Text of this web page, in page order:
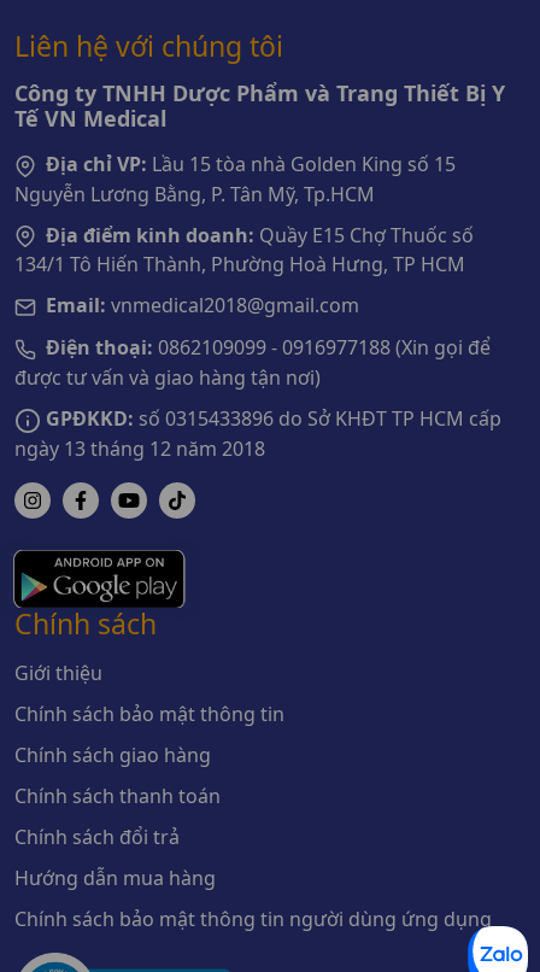
Liên hệ với chúng tôi
Công ty TNHH Dược Phẩm và Trang Thiết Bị Y
Tế VN Medical
Địa chỉ VP: Lầu 15 tòa nhà Golden King số 15
Nguyễn Lương Bằng, P. Tân Mỹ, Tp.HCM
Địa điểm kinh doanh: Quầy E15 Chợ Thuốc số
134/1 Tô Hiến Thành, Phường Hoà Hưng, TP HCM
Email: vnmedical2018@gmail.com
Điện thoại: 0862109099 - 0916977188 (Xin gọi để
được tư vấn và giao hàng tận nơi)
GPĐKKD: số 0315433896 do Sở KHĐT TP HCM cấp
ngày 13 tháng 12 năm 2018
Chính sách
Giới thiệu
Chính sách bảo mật thông tin
Chính sách giao hàng
Chính sách thanh toán
Chính sách đổi trả
Hướng dẫn mua hàng
Chính sách bảo mật thông tin người dùng ứng dụng